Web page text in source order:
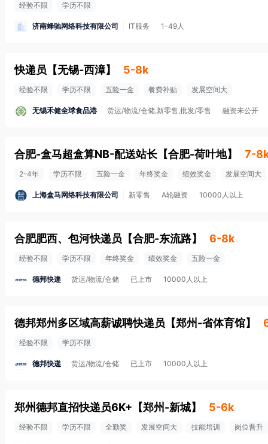
经验不限 学历不限
济南蜂驰网络科技有限公司 IT服务 1-49人
快递员 【无锡-西漳】 5-8k
经验不限 学历不限 五险一金 餐费补贴 发展空间大
无锡禾健全球食品港 货运/物流/仓储,新零售,批发/零售 融资未公开
合肥-盒马超盒算NB-配送站长 【合肥-荷叶地】 7-
2-4年 学历不限 五险一金 年终奖金 绩效奖金 发展空间大
上海盒马网络科技有限公司 新零售 A轮融资 10000人以上
合肥肥西、包河快递员 【合肥-东流路】 6-8k
经验不限 学历不限 年终奖金 绩效奖金 五险一金
德邦快递 货运/物流/仓储 已上市 10000人以上
德邦郑州多区域高薪诚聘快递员 【郑州-省体育馆】
经验不限 学历不限
德邦快递 货运/物流/仓储 已上市 10000人以上
郑州德邦直招快递员6K+ 【郑州-新城】 5-6k
经验不限 学历不限 全勤奖 发展空间大 技能培训 岗位晋升